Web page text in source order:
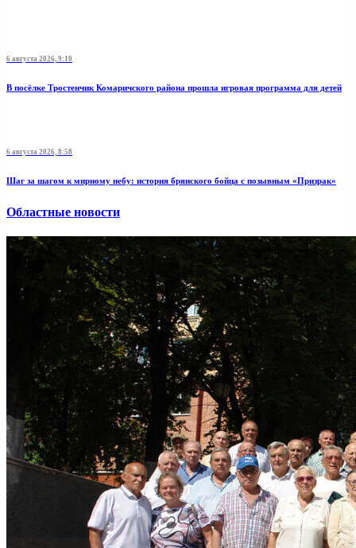
6 августа 2026, 9:10
В посёлке Тростенчик Комаричского района прошла игровая программа для детей
6 августа 2026, 8:58
Шаг за шагом к мирному небу: история брянского бойца с позывным «Призрак»
Областные новости